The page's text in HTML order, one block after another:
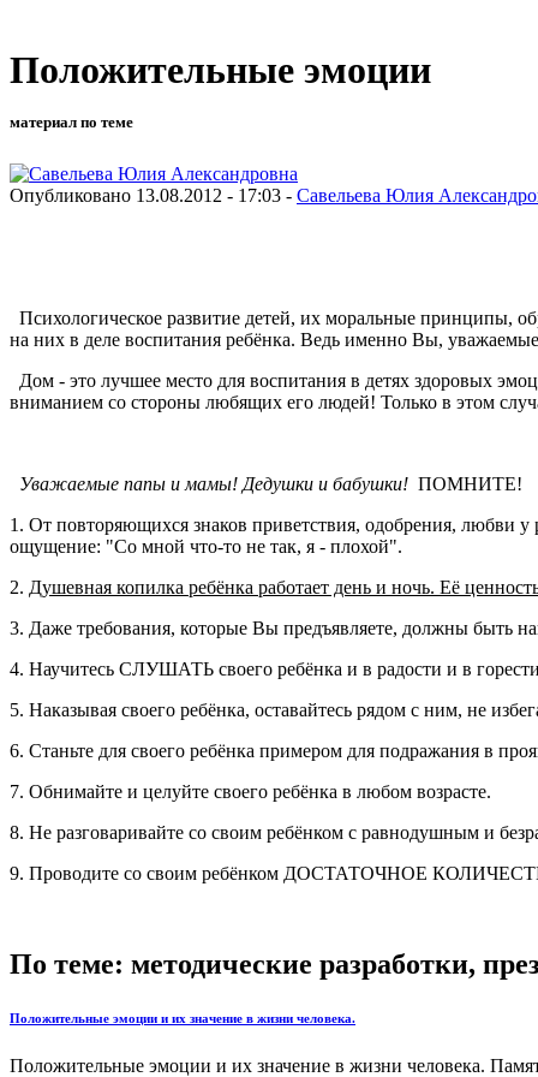
Положительные эмоции
материал по теме
Опубликовано 13.08.2012 - 17:03 - Савельева Юлия
Психологическое развитие детей, их моральные принципы,
на них в деле воспитания ребёнка. Ведь именно Вы,
Дом - это лучшее место для воспитания в детях здоровых
вниманием со стороны любящих его людей! Только в этом
Уважаемые папы и мамы! Дедушки и бабушки! ПОМНИТЕ!
1. От повторяющихся знаков приветствия, одобрения, любви
ощущение: "Со мной что-то не так, я - плохой".
2. Душевная копилка ребёнка работает день и ночь. Её
3. Даже требования, которые Вы предъявляете, должны быть
4. Научитесь СЛУШАТЬ своего ребёнка и в радости и в
5. Наказывая своего ребёнка, оставайтесь рядом с ним, не
6. Станьте для своего ребёнка примером для подражания в
7. Обнимайте и целуйте своего ребёнка в любом возрасте.
8. Не разговаривайте со своим ребёнком с равнодушным и
9. Проводите со своим ребёнком ДОСТАТОЧНОЕ
По теме: методические разработки,
Положительные эмоции и их значение в жизни человека.
Положительные эмоции и их значение в жизни человека.